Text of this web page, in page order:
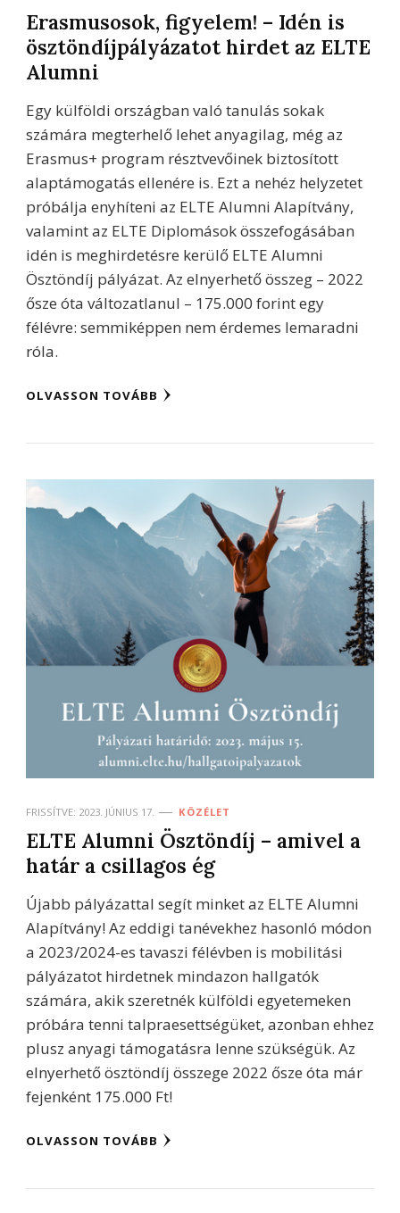
Erasmusosok, figyelem! – Idén is
ösztöndíjpályázatot hirdet az ELTE
Alumni
Egy külföldi országban való tanulás sokak
számára megterhelő lehet anyagilag, még az
Erasmus+ program résztvevőinek biztosított
alaptámogatás ellenére is. Ezt a nehéz helyzetet
próbálja enyhíteni az ELTE Alumni Alapítvány,
valamint az ELTE Diplomások összefogásában
idén is meghirdetésre kerülő ELTE Alumni
Ösztöndíj pályázat. Az elnyerhető összeg – 2022
ősze óta változatlanul – 175.000 forint egy
félévre: semmiképpen nem érdemes lemaradni
róla.
OLVASSON TOVÁBB
FRISSÍTVE: 2023. JÚNIUS 17. KÖZÉLET
ELTE Alumni Ösztöndíj – amivel a
határ a csillagos ég
Újabb pályázattal segít minket az ELTE Alumni
Alapítvány! Az eddigi tanévekhez hasonló módon
a 2023/2024-es tavaszi félévben is mobilitási
pályázatot hirdetnek mindazon hallgatók
számára, akik szeretnék külföldi egyetemeken
próbára tenni talpraesettségüket, azonban ehhez
plusz anyagi támogatásra lenne szükségük. Az
elnyerhető ösztöndíj összege 2022 ősze óta már
fejenként 175.000 Ft!
OLVASSON TOVÁBB